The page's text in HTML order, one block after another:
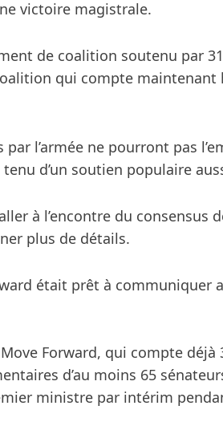
victoire magistrale.
de coalition soutenu par
qui compte
l’armée ne pourront pas
d’un soutien populaire
à l’encontre du consensus
plus de détails.
était prêt à communiquer
Forward, qui compte déjà
d’au moins 65
ministre par intérim